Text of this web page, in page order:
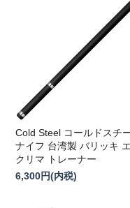
Cold Steel コールドスチ
ナイフ 台湾製 バリッキ
クリマ トレーナー
6,300円(内税)